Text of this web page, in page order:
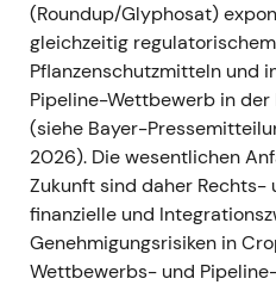
### Juni 2022 - Der US
ab, die Berufungen von
Fällen Hardeman (21. Juni)
anzunehmen. Damit
Geschworenenurteile in
Haftungsexponierung
klarer negativer Einschnitt:
schnelle rechtliche Klärung
potenzielle Haftung blieb
Investorenstimmung
(Roundup/Glyphosat)
gleichzeitig
Pflanzenschutzmitteln und
Pipeline-Wettbewerb in
(siehe Bayer-
2026). Die wesentlichen
Zukunft sind daher Rechts-
finanzielle und
Genehmigungsrisiken in
Wettbewerbs- und